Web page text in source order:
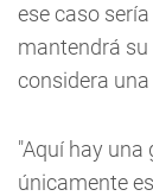
ese caso
mantendrá
considera una
"Aquí hay una
únicamente